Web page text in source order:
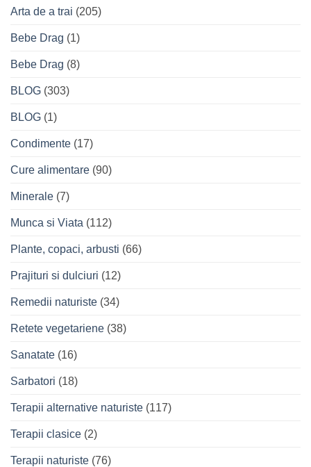
Arta de a trai (205)
Bebe Drag (1)
Bebe Drag (8)
BLOG (303)
BLOG (1)
Condimente (17)
Cure alimentare (90)
Minerale (7)
Munca si Viata (112)
Plante, copaci, arbusti (66)
Prajituri si dulciuri (12)
Remedii naturiste (34)
Retete vegetariene (38)
Sanatate (16)
Sarbatori (18)
Terapii alternative naturiste (117)
Terapii clasice (2)
Terapii naturiste (76)